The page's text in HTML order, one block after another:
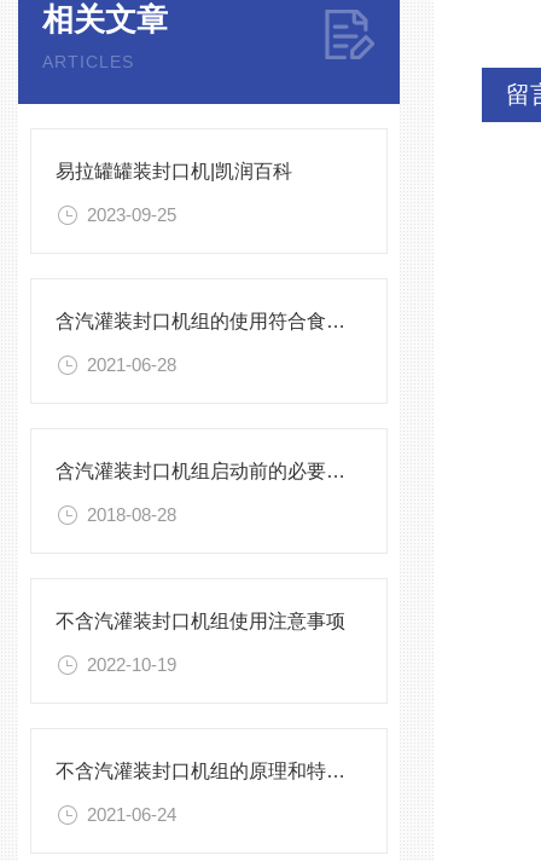
相关文章
ARTICLES
易拉罐罐装封口机|凯润百科
2023-09-25
含汽灌装封口机组的使用符合食品卫生标准
2021-06-28
含汽灌装封口机组启动前的必要调试
2018-08-28
不含汽灌装封口机组使用注意事项
2022-10-19
不含汽灌装封口机组的原理和特点介绍
2021-06-24
留